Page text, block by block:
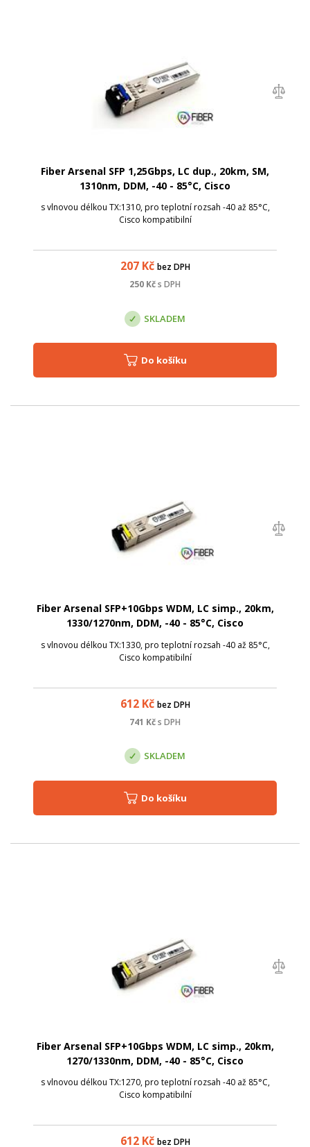
Fiber Arsenal SFP 1,25Gbps, LC dup., 20km, SM,
1310nm, DDM, -40 - 85°C, Cisco
s vlnovou délkou TX:1310, pro teplotní rozsah -40 až 85°C,
Cisco kompatibilní
207Kč bez DPH
250 Kčs DPH
SKLADEM
Do košíku
Fiber Arsenal SFP+10Gbps WDM, LC simp., 20km,
1330/1270nm, DDM, -40 - 85°C, Cisco
s vlnovou délkou TX:1330, pro teplotní rozsah -40 až 85°C,
Cisco kompatibilní
612Kč bez DPH
741 Kčs DPH
SKLADEM
Do košíku
Fiber Arsenal SFP+10Gbps WDM, LC simp., 20km,
1270/1330nm, DDM, -40 - 85°C, Cisco
s vlnovou délkou TX:1270, pro teplotní rozsah -40 až 85°C,
Cisco kompatibilní
612Kč bez DPH